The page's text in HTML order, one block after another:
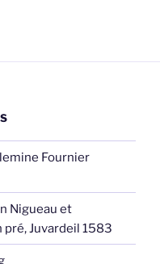
Fournier
Nigueau et
Juvardeil 1583